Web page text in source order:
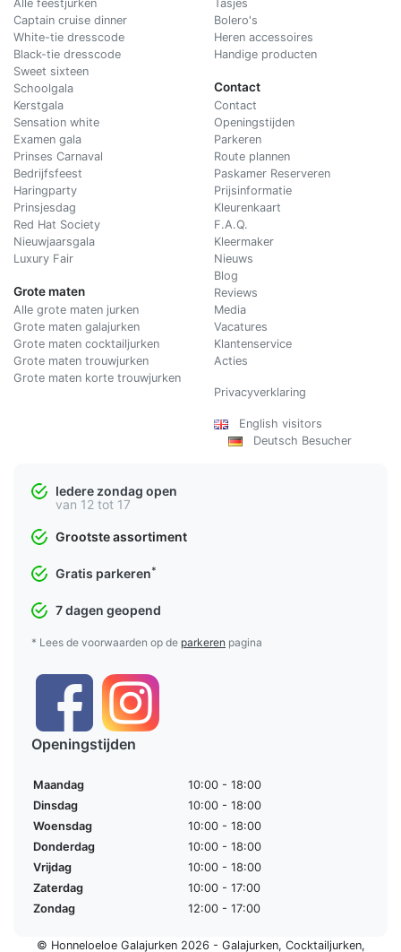
Alle feestjurken
Captain cruise dinner
White-tie dresscode
Black-tie dresscode
Sweet sixteen
Schoolgala
Kerstgala
Sensation white
Examen gala
Prinses Carnaval
Bedrijfsfeest
Haringparty
Prinsjesdag
Red Hat Society
Nieuwjaarsgala
Luxury Fair
Grote maten
Alle grote maten jurken
Grote maten galajurken
Grote maten cocktailjurken
Grote maten trouwjurken
Grote maten korte trouwjurken
Tasjes
Bolero's
Heren accessoires
Handige producten
Contact
Contact
Openingstijden
Parkeren
Route plannen
Paskamer Reserveren
Prijsinformatie
Kleurenkaart
F.A.Q.
Kleermaker
Nieuws
Blog
Reviews
Media
Vacatures
Klantenservice
Acties
Privacyverklaring
English visitors
Deutsch Besucher
Iedere zondag open
van 12 tot 17
Grootste assortiment
Gratis parkeren*
7 dagen geopend
* Lees de voorwaarden op de parkeren pagina
Openingstijden
Maandag
10:00 - 18:00
Dinsdag
10:00 - 18:00
Woensdag
10:00 - 18:00
Donderdag
10:00 - 18:00
Vrijdag
10:00 - 18:00
Zaterdag
10:00 - 17:00
Zondag
12:00 - 17:00
© Honneloeloe Galajurken 2026 - Galajurken, Cocktailjurken,